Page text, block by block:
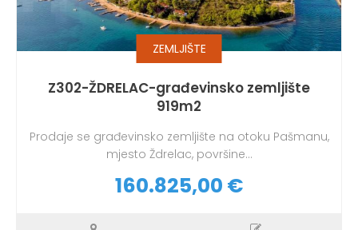
ZEMLJIŠTE
Z302-ŽDRELAC-građevinsko zemljište
919m2
Prodaje se građevinsko zemljište na otoku Pašmanu,
mjesto Ždrelac, površine...
160.825,00 €